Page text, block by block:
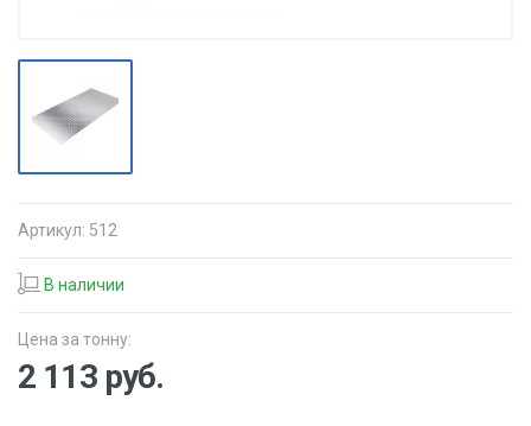
Артикул: 512
В наличии
Цена за тонну:
2 113 руб.